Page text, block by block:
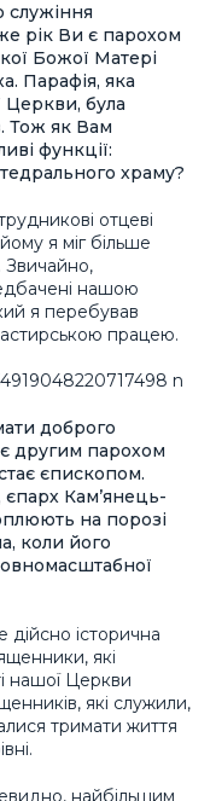
служіння
рік Ви є парохом
Божої Матері
Парафія, яка
була
Тож як Вам
функції:
храму?
отцеві
я міг більше
Звичайно,
нашою
я перебував
працею.
доброго
другим парохом
єпископом.
єпарх Кам’янець-
на порозі
коли його
історична
які
нашої Церкви
які служили,
тримати життя
найбільшим